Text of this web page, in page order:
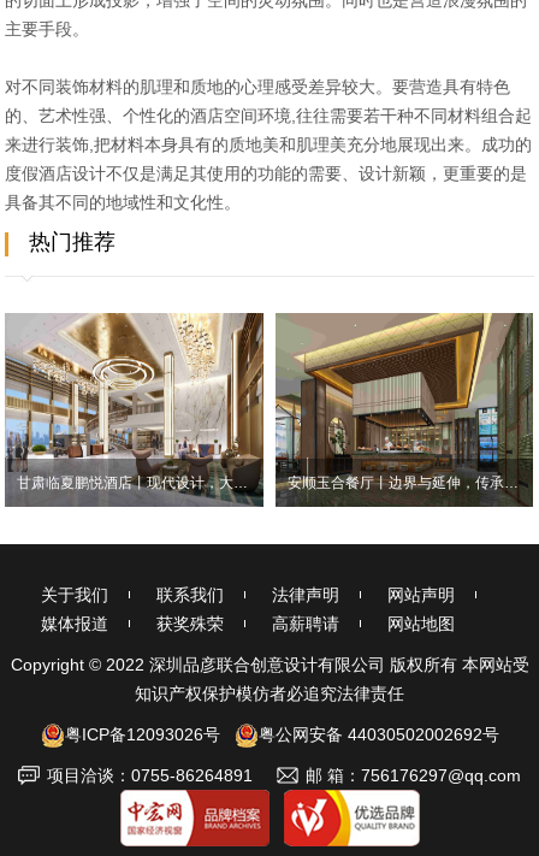
主要手段。
对不同装饰材料的肌理和质地的心理感受差异较大。要营造具有特色
的、艺术性强、个性化的酒店空间环境,往往需要若干种不同材料组合起
来进行装饰,把材料本身具有的质地美和肌理美充分地展现出来。成功的
度假酒店设计不仅是满足其使用的功能的需要、设计新颖，更重要的是
具备其不同的地域性和文化性。
热门推荐
关于我们 联系我们 法律声明
网站声明
媒体报道
获奖殊荣 高薪聘请 网站地图
Copyright © 2022 深圳品彦联合创意设计有限公司 版权所有 本网站受
知识产权保护模仿者必追究法律责任
粤ICP备12093026号 粤公网安备 44030502002692号
项目洽谈：0755-86264891 邮 箱：756176297@qq.com